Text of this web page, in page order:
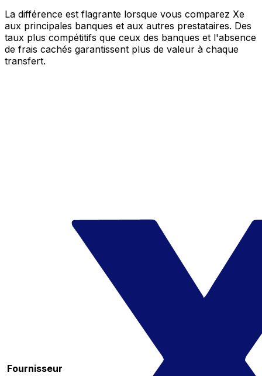
La différence est flagrante lorsque vous comparez Xe
aux principales banques et aux autres prestataires. Des
taux plus compétitifs que ceux des banques et l'absence
de frais cachés garantissent plus de valeur à chaque
transfert.
Fournisseur